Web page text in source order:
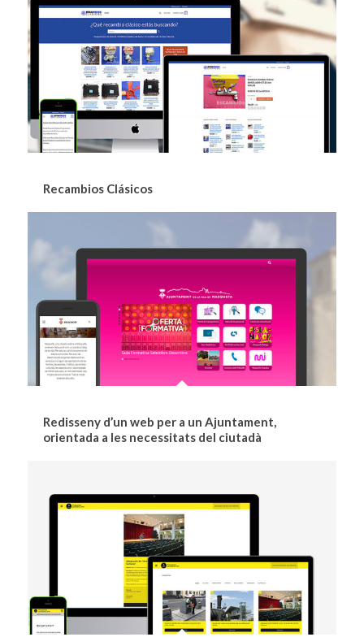
Recambios Clásicos
Redisseny d’un web per a un Ajuntament,
orientada a les necessitats del ciutadà